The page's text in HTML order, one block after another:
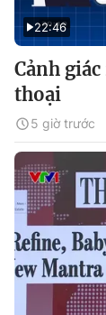
22:46
Cảnh
thoại
5 giờ trước